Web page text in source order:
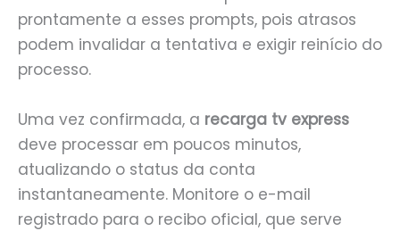
prontamente a esses prompts, pois atrasos
podem invalidar a tentativa e exigir reinício do
processo.
Uma vez confirmada, a recarga tv express
deve processar em poucos minutos,
atualizando o status da conta
instantaneamente. Monitore o e-mail
registrado para o recibo oficial, que serve